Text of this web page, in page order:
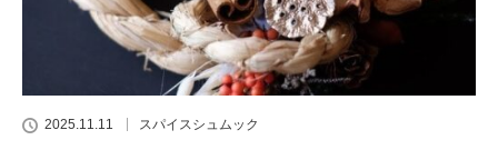
2025.11.11 スパイスシュムック